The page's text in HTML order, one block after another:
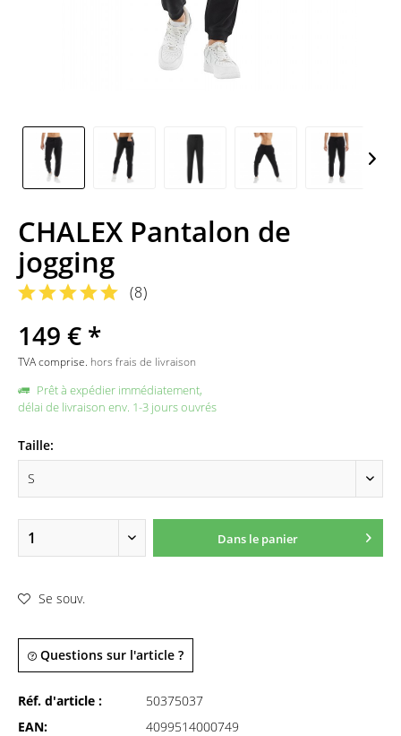
CHALEX Pantalon de
jogging
(8)
149 € *
TVA comprise. hors frais de livraison
Prêt à expédier immédiatement,
délai de livraison env. 1-3 jours ouvrés
Taille:
Dans le panier
Se souv.
Questions sur l'article ?
Réf. d'article :
50375037
EAN:
4099514000749